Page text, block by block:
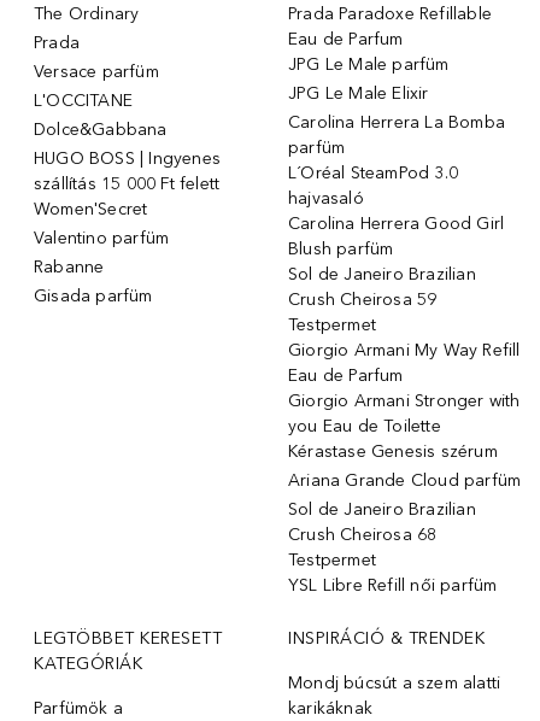
The Ordinary
Prada
Versace parfüm
L'OCCITANE
Dolce&Gabbana
HUGO BOSS | Ingyenes
szállítás 15 000 Ft felett
Women'Secret
Valentino parfüm
Rabanne
Gisada parfüm
Prada Paradoxe Refillable
Eau de Parfum
JPG Le Male parfüm
JPG Le Male Elixir
Carolina Herrera La Bomba
parfüm
L´Oréal SteamPod 3.0
hajvasaló
Carolina Herrera Good Girl
Blush parfüm
Sol de Janeiro Brazilian
Crush Cheirosa 59
Testpermet
Giorgio Armani My Way Refill
Eau de Parfum
Giorgio Armani Stronger with
you Eau de Toilette
Kérastase Genesis szérum
Ariana Grande Cloud parfüm
Sol de Janeiro Brazilian
Crush Cheirosa 68
Testpermet
YSL Libre Refill női parfüm
LEGTÖBBET KERESETT
KATEGÓRIÁK
Parfümök ️a
INSPIRÁCIÓ & TRENDEK
Mondj búcsút a szem alatti
karikáknak